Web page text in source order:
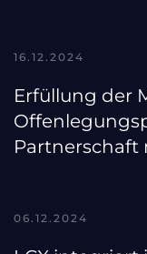
16.12.2024
Erfüllung der
Partnerschaft
06.12.2024